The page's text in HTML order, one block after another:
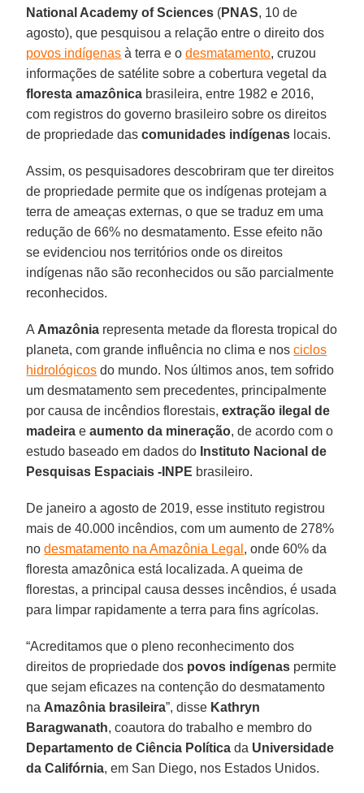
National Academy of Sciences (PNAS, 10 de
agosto), que pesquisou a relação entre o direito dos
povos indígenas à terra e odesmatamento, cruzou
informações de satélite sobre a cobertura vegetal da
floresta amazônica brasileira, entre 1982 e 2016,
com registros do governo brasileiro sobre os direitos
de propriedade dascomunidades indígenas locais.
Assim, os pesquisadores descobriram que ter direitos
de propriedade permite que os indígenas protejam a
terra de ameaças externas, o que se traduz em uma
redução de 66% no desmatamento. Esse efeito não
se evidenciou nos territórios onde os direitos
indígenas não são reconhecidos ou são parcialmente
reconhecidos.
A Amazônia representa metade da floresta tropical do
planeta, com grande influência no clima e nosciclos
hidrológicos do mundo. Nos últimos anos, tem sofrido
um desmatamento sem precedentes, principalmente
por causa de incêndios florestais,extração ilegal de
madeira eaumento da mineração, de acordo com o
estudo baseado em dados do Instituto Nacional de
Pesquisas Espaciais - INPE brasileiro.
De janeiro a agosto de 2019, esse instituto registrou
mais de 40.000 incêndios, com um aumento de 278%
nodesmatamento na Amazônia Legal , onde 60% da
floresta amazônica está localizada. A queima de
florestas, a principal causa desses incêndios, é usada
para limpar rapidamente a terra para fins agrícolas.
“Acreditamos que o pleno reconhecimento dos
direitos de propriedade dos povos indígenas permite
que sejam eficazes na contenção do desmatamento
na Amazônia brasileira”, disse Kathryn
Baragwanath, coautora do trabalho e membro do
Departamento de Ciência Política da Universidade
da Califórnia, em San Diego, nos Estados Unidos.